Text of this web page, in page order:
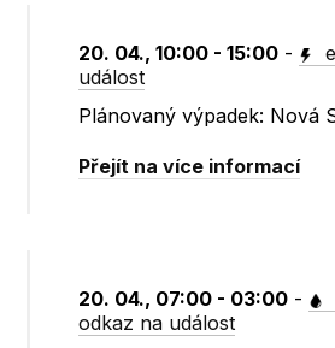
20. 04., 10:00 - 15:00 -
událost
Plánovaný výpadek: Nová
Přejít na více informací
20. 04., 07:00 - 03:00 -
odkaz na událost